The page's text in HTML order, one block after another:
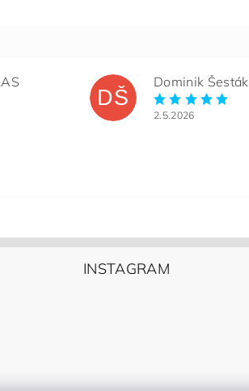
DŠ
Dominik Šesták
2.5.2026
INSTAGRAM